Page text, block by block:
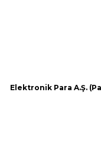
Bu
Elektronik Para A.Ş.